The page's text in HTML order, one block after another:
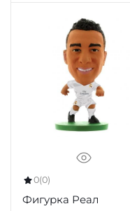
0(0)
Фигурка Реал